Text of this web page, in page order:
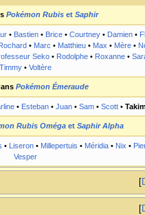
Pokémon Rubiset Saphir
• Bastien• Brice• Courtney• Damien•
• Marc • Matthieu • Max • Mère •
Seko • Rodolphe • Roxanne •
Timmy • Voltère
Pokémon Émeraude
• Esteban • Juan • Sam • Scott •
Rubis Oméga et Saphir Alpha
• Liseron • Millepertuis • Méridia • Nix •
Vesper